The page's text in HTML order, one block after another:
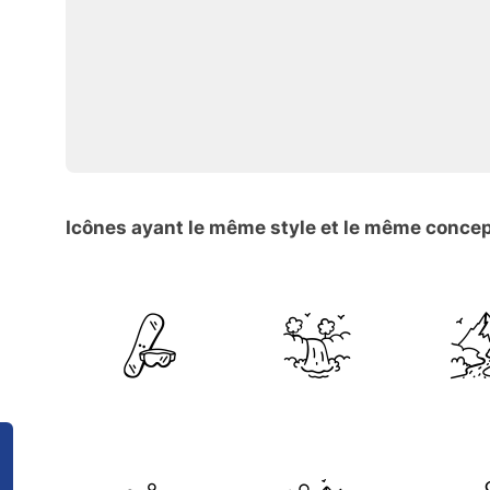
Icônes ayant le même style et le même